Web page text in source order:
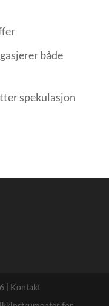
både
spekulasjon
| Kontakt